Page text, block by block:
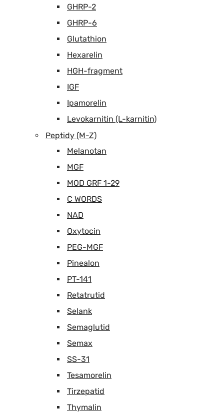
GHRP-2
GHRP-6
Glutathion
Hexarelin
HGH-fragment
IGF
Ipamorelin
Levokarnitin (L-karnitin)
Peptidy (M-Z)
Melanotan
MGF
MOD GRF 1-29
C WORDS
NAD
Oxytocin
PEG-MGF
Pinealon
PT-141
Retatrutid
Selank
Semaglutid
Semax
SS-31
Tesamorelin
Tirzepatid
Thymalin